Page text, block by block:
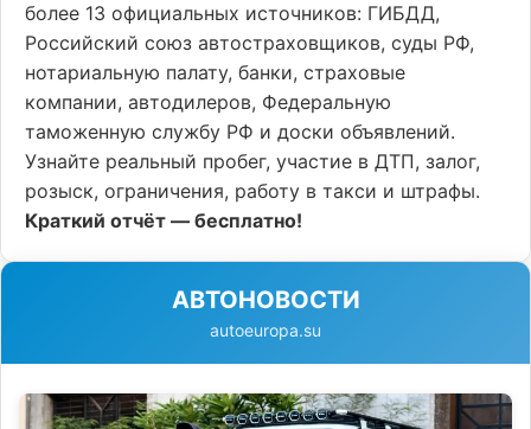
более 13 официальных источников: ГИБДД,
Российский союз автостраховщиков, суды РФ,
нотариальную палату, банки, страховые
компании, автодилеров, Федеральную
таможенную службу РФ и доски объявлений.
Узнайте реальный пробег, участие в ДТП, залог,
розыск, ограничения, работу в такси и штрафы.
Краткий отчёт — бесплатно!
АВТОНОВОСТИ
autoeuropa.su